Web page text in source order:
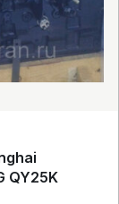
QY25K